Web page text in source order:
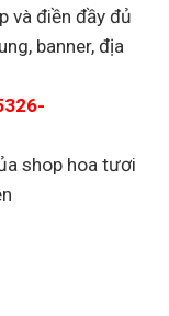
và điền đầy đủ
banner, địa
shop hoa tươi